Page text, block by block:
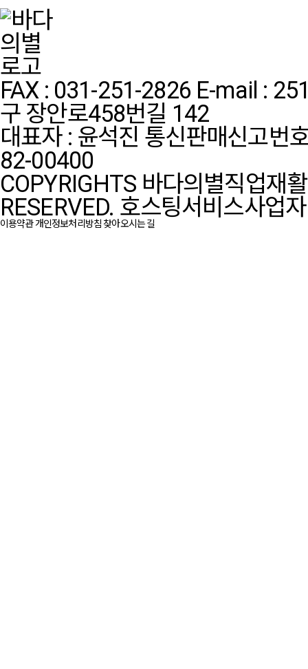
FAX : 031-251-2826 E-mail :
구 장안로458번길 142
대표자 : 윤석진 통신판매신고번
82-00400
COPYRIGHTS 바다의별직업재
RESERVED. 호스팅서비스사업
이용약관 개인정보처리방침 찾아오시는 길